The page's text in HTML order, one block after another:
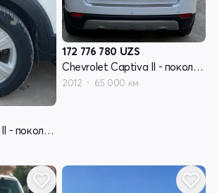
Chevrolet Captiva II - поколение
172 776 780 UZS
Chevrolet Captiva II - поколение
2012 65 000 км